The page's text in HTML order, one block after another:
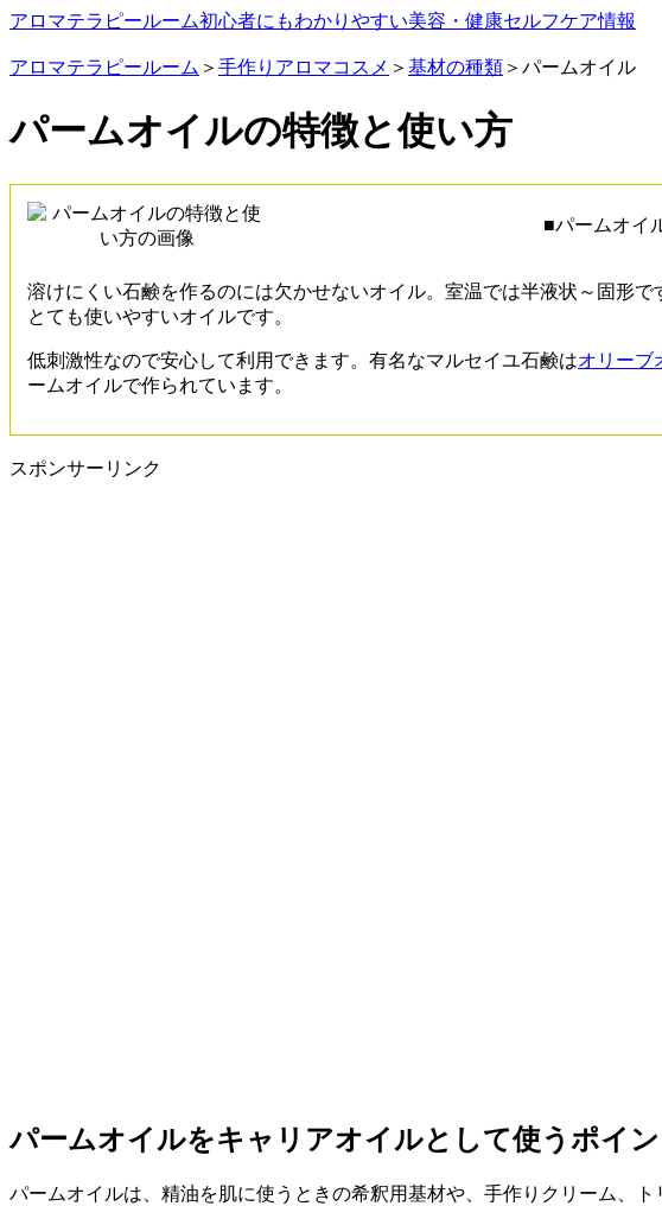
アロマテラピールーム初心者にもわかりやすい美容・健康セルフケア情報
アロマテラピールーム ＞ 手作りアロマコスメ ＞ 基材の種類 ＞パームオイル
パームオイルの特徴と使い方
■パームオイ
溶けにくい石鹸を作るのには欠かせないオイル。室温では半液状～固形
とても使いやすいオイルです。
低刺激性なので安心して利用できます。有名なマルセイユ石鹸はオリーブ
ームオイルで作られています。
スポンサーリンク
パームオイルをキャリアオイルとして使うポイン
パームオイルは、精油を肌に使うときの希釈用基材や、手作りクリーム、